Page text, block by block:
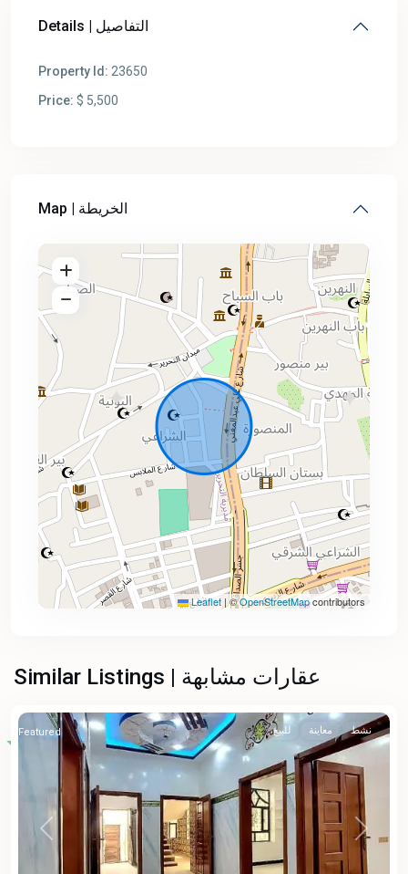
Details | التفاصيل
Property Id: 23650
Price: $ 5,500
Map | الخريطة
Leaflet |©OpenStreetMapcontributors
Similar Listings | عقارات مشابهة
Previous Next
للبيع معاينة نشط Featured